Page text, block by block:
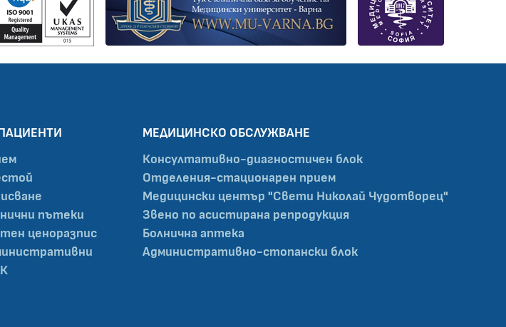
пътеки
ценоразпис
МЕДИЦИНСКО ОБСЛУЖВАНЕ
Консултативно-диагностичен блок
Отделения-стационарен прием
Медицински център "Свети Николай Чудотворец"
Звено по асистирана репродукция
Болнична аптека
Административно-стопански блок